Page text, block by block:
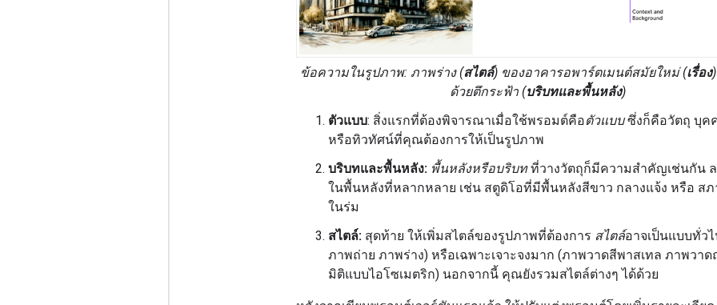
ข้อความในรูปภาพ: ภาพร่าง(สไตล์) ของอาคารอพาร์ตเมนต์สมัยใหม่(เรื่อง
ด้วยตึกระฟ้า (บริบทและพื้นหลัง)
ตัวแบบ: สิ่งแรกที่ต้องพิจารณาเมื่อใช้พรอมต์คือตัวแบบซึ่งก็คือวัตถุ บุค
หรือทิวทัศน์ที่คุณต้องการให้เป็นรูปภาพ
บริบทและพื้นหลัง: พื้นหลังหรือบริบทที่วางวัตถุก็มีความสำคัญเช่นกัน ล
ในพื้นหลังที่หลากหลาย เช่น สตูดิโอที่มีพื้นหลังสีขาว กลางแจ้ง หรือ ส
ในร่ม
สไตล์: สุดท้าย ให้เพิ่มสไตล์ของรูปภาพที่ต้องการ สไตล์อาจเป็นแบบทั่ว
ภาพถ่าย ภาพร่าง) หรือเฉพาะเจาะจงมาก (ภาพวาดสีพาสเทล ภาพวาด
มิติแบบไอโซเมตริก) นอกจากนี้ คุณยังรวมสไตล์ต่างๆ ได้ด้วย